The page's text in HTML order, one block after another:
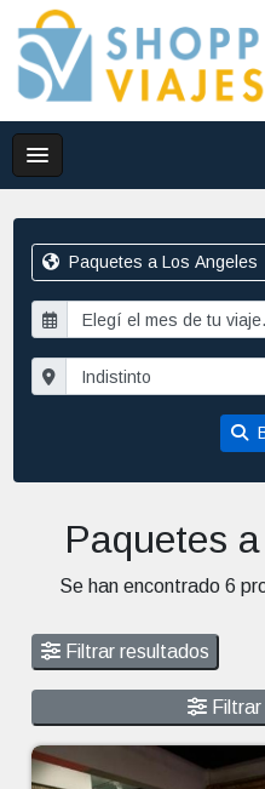
Paquetes a Los Angeles
Paquetes
Se han encontrado 6
Filtrar resultados
Filtrar